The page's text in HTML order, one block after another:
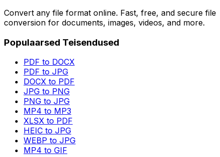
Convert any file format online. Fast, free, and secure file
conversion for documents, images, videos, and more.
Populaarsed Teisendused
PDF to DOCX
PDF to JPG
DOCX to PDF
JPG to PNG
PNG to JPG
MP4 to MP3
XLSX to PDF
HEIC to JPG
WEBP to JPG
MP4 to GIF